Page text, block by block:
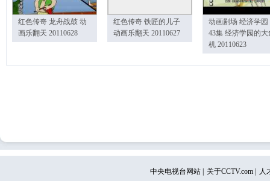
红色传奇 龙舟战鼓 动
画乐翻天 20110628
红色传奇 铁匠的儿子
动画乐翻天 20110627
动画剧场 经济学园
43集 经济学园的大
机 20110623
中央电视台网站 关于CCTV.com 人